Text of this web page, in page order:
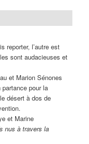
reporter, l’autre est
sont audacieuses et
et Marion Sénones
pour la
désert à dos de
et Marine
nus à travers la